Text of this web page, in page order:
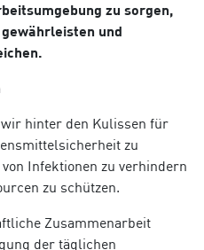
zu sorgen,
und
hinter den Kulissen für
zu
Infektionen zu verhindern
zu schützen.
Zusammenarbeit
der täglichen